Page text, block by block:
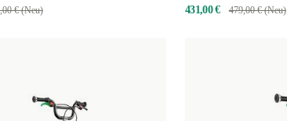
€ (Neu)
431,00 € 479,00 € (Neu)